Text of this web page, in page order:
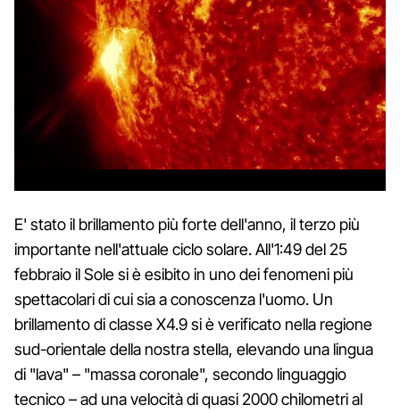
E' stato il brillamento più forte dell'anno, il terzo più
importante nell'attuale ciclo solare. All'1:49 del 25
febbraio il Sole si è esibito in uno dei fenomeni più
spettacolari di cui sia a conoscenza l'uomo. Un
brillamento di classe X4.9 si è verificato nella regione
sud-orientale della nostra stella, elevando una lingua
di "lava" – "massa coronale", secondo linguaggio
tecnico – ad una velocità di quasi 2000 chilometri al